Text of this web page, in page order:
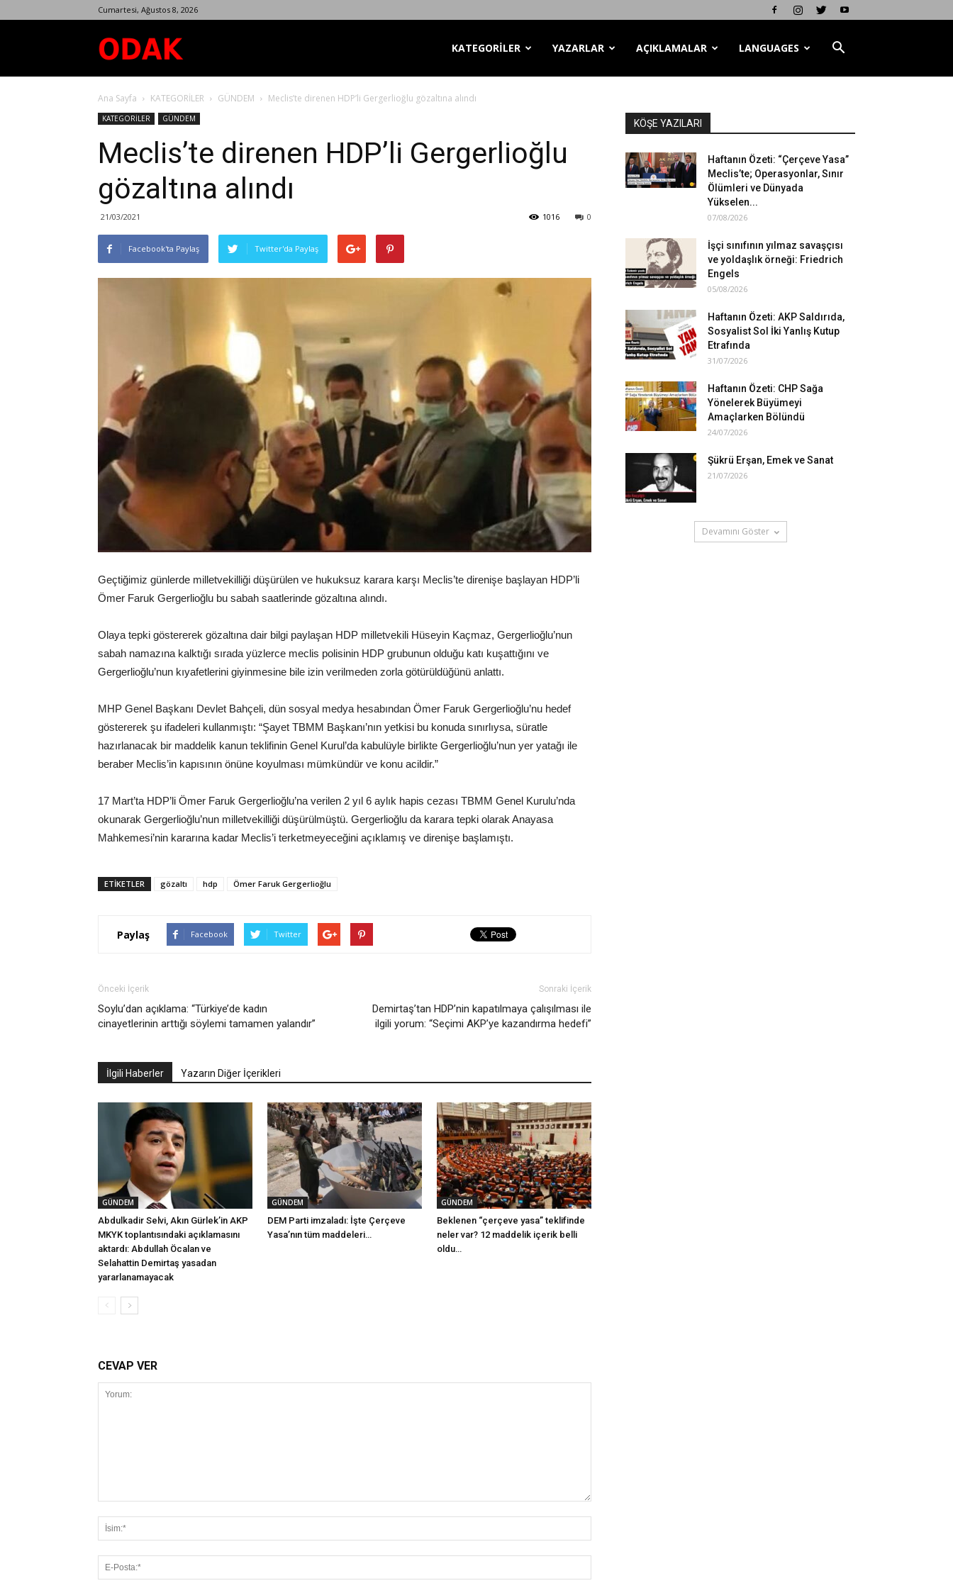
Cumartesi, Ağustos 8, 2026
Dergisi
KATEGORİLER YAZARLAR AÇIKLAMALAR LANGUAGES
Ana Sayfa KATEGORİLER GÜNDEM Meclis’te direnen HDP’li Gergerlioğlu gözaltına alındı
KATEGORİLER GÜNDEM
Meclis’te direnen HDP’li Gergerlioğlu
gözaltına alındı
21/03/2021 0
1016
Facebook'ta Paylaş Twitter'da Paylaş
Geçtiğimiz günlerde milletvekilliği düşürülen ve hukuksuz karara karşı Meclis’te direnişe başlayan HDP’li
Ömer Faruk Gergerlioğlu bu sabah saatlerinde gözaltına alındı.
Olaya tepki göstererek gözaltına dair bilgi paylaşan HDP milletvekili Hüseyin Kaçmaz, Gergerlioğlu’nun
sabah namazına kalktığı sırada yüzlerce meclis polisinin HDP grubunun olduğu katı kuşattığını ve
Gergerlioğlu’nun kıyafetlerini giyinmesine bile izin verilmeden zorla götürüldüğünü anlattı.
MHP Genel Başkanı Devlet Bahçeli, dün sosyal medya hesabından Ömer Faruk Gergerlioğlu’nu hedef
göstererek şu ifadeleri kullanmıştı: “Şayet TBMM Başkanı’nın yetkisi bu konuda sınırlıysa, süratle
hazırlanacak bir maddelik kanun teklifinin Genel Kurul’da kabulüyle birlikte Gergerlioğlu’nun yer yatağı ile
beraber Meclis’in kapısının önüne koyulması mümkündür ve konu acildir.”
17 Mart’ta HDP’li Ömer Faruk Gergerlioğlu’na verilen 2 yıl 6 aylık hapis cezası TBMM Genel Kurulu’nda
okunarak Gergerlioğlu’nun milletvekilliği düşürülmüştü. Gergerlioğlu da karara tepki olarak Anayasa
Mahkemesi’nin kararına kadar Meclis’i terketmeyeceğini açıklamış ve direnişe başlamıştı.
ETIKETLER gözaltı hdp Ömer Faruk Gergerlioğlu
Paylaş Facebook Twitter
Önceki İçerik
Soylu’dan açıklama: “Türkiye’de kadın
cinayetlerinin arttığı söylemi tamamen yalandır”
Sonraki İçerik
Demirtaş’tan HDP’nin kapatılmaya çalışılması ile
ilgili yorum: “Seçimi AKP’ye kazandırma hedefi”
İlgili Haberler Yazarın Diğer İçerikleri
GÜNDEM
Abdulkadir Selvi, Akın Gürlek’in AKP
MKYK toplantısındaki açıklamasını
aktardı: Abdullah Öcalan ve
Selahattin Demirtaş yasadan
yararlanamayacak
GÜNDEM
DEM Parti imzaladı: İşte Çerçeve
Yasa’nın tüm maddeleri…
GÜNDEM
Beklenen “çerçeve yasa” teklifinde
neler var? 12 maddelik içerik belli
oldu…
CEVAP VER
KÖŞE YAZILARI
Haftanın Özeti: “Çerçeve Yasa”
Meclis’te; Operasyonlar, Sınır
Ölümleri ve Dünyada
Yükselen...
07/08/2026
İşçi sınıfının yılmaz savaşçısı
ve yoldaşlık örneği: Friedrich
Engels
05/08/2026
Haftanın Özeti: AKP Saldırıda,
Sosyalist Sol İki Yanlış Kutup
Etrafında
31/07/2026
Haftanın Özeti: CHP Sağa
Yönelerek Büyümeyi
Amaçlarken Bölündü
24/07/2026
Şükrü Erşan, Emek ve Sanat
21/07/2026
Devamını Göster